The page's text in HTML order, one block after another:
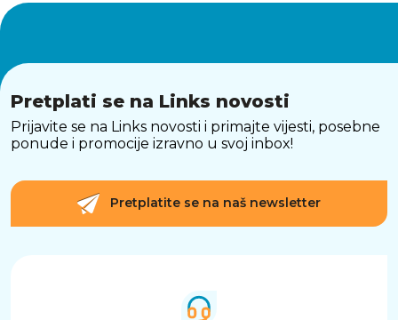
Pretplati se na Links novosti
Prijavite se na Links novosti i primajte vijesti, posebne
ponude i promocije izravno u svoj inbox!
Pretplatite se na naš newsletter